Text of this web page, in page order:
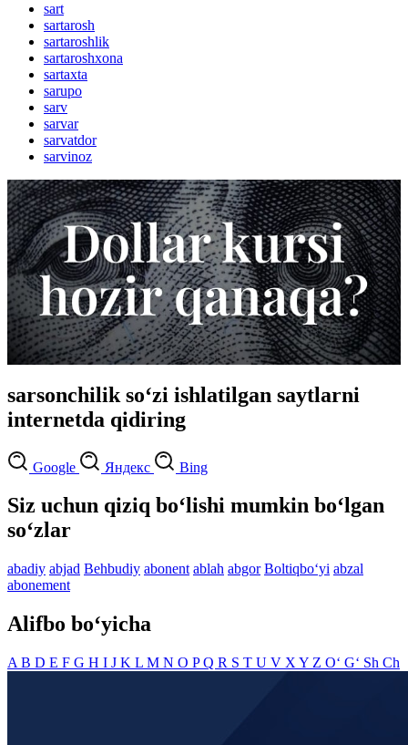
sart
sartarosh
sartaroshlik
sartaroshxona
sartaxta
sarupo
sarv
sarvar
sarvatdor
sarvinoz
sarsonchilik so‘zi ishlatilgan saytlarni
internetda qidiring
Google Яндекс Bing
Siz uchun qiziq bo‘lishi mumkin bo‘lgan
so‘zlar
abadiy abjad Behbudiy abonent ablah abgor Boltiqbo‘yi abzal
abonement
Alifbo bo‘yicha
A B D E F G H I J K L M N O PQ R S T U V X Y Z O‘ G‘ Sh Ch